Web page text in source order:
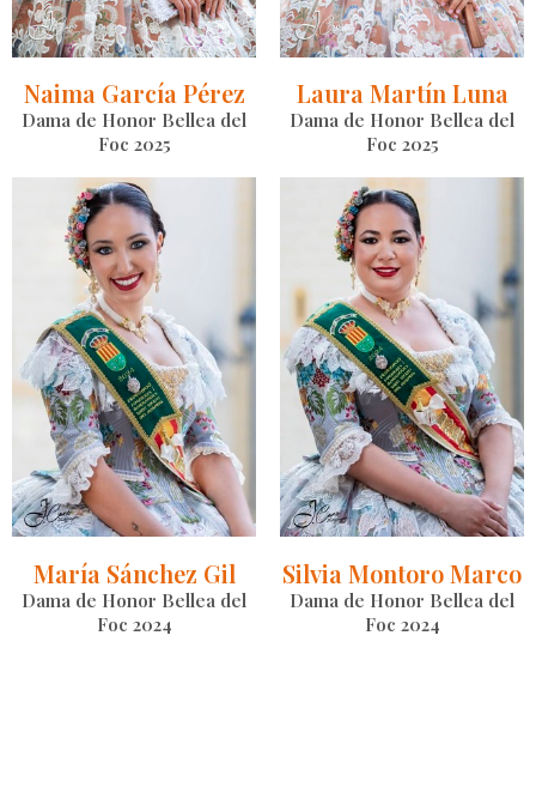
Naima García Pérez
Dama de Honor Bellea del
Foc 2025
Laura Martín Luna
Dama de Honor Bellea del
Foc 2025
María Sánchez Gil
Dama de Honor Bellea del
Foc 2024
Silvia Montoro Marco
Dama de Honor Bellea del
Foc 2024